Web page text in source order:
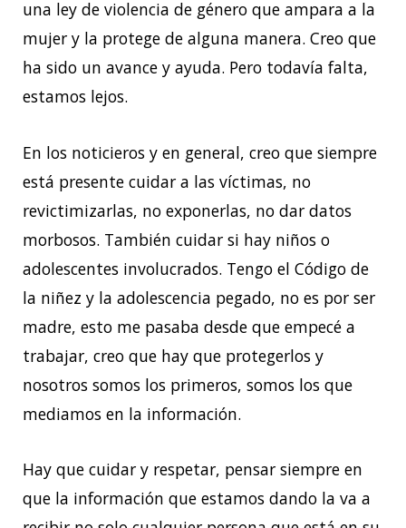
una ley de violencia de género que ampara a la
mujer y la protege de alguna manera. Creo que
ha sido un avance y ayuda. Pero todavía falta,
estamos lejos.
En los noticieros y en general, creo que siempre
está presente cuidar a las víctimas, no
revictimizarlas, no exponerlas, no dar datos
morbosos. También cuidar si hay niños o
adolescentes involucrados. Tengo el Código de
la niñez y la adolescencia pegado, no es por ser
madre, esto me pasaba desde que empecé a
trabajar, creo que hay que protegerlos y
nosotros somos los primeros, somos los que
mediamos en la información.
Hay que cuidar y respetar, pensar siempre en
que la información que estamos dando la va a